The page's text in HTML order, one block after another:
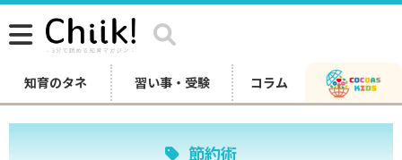
知育のタネ 習い事・受験 コラム
節約術